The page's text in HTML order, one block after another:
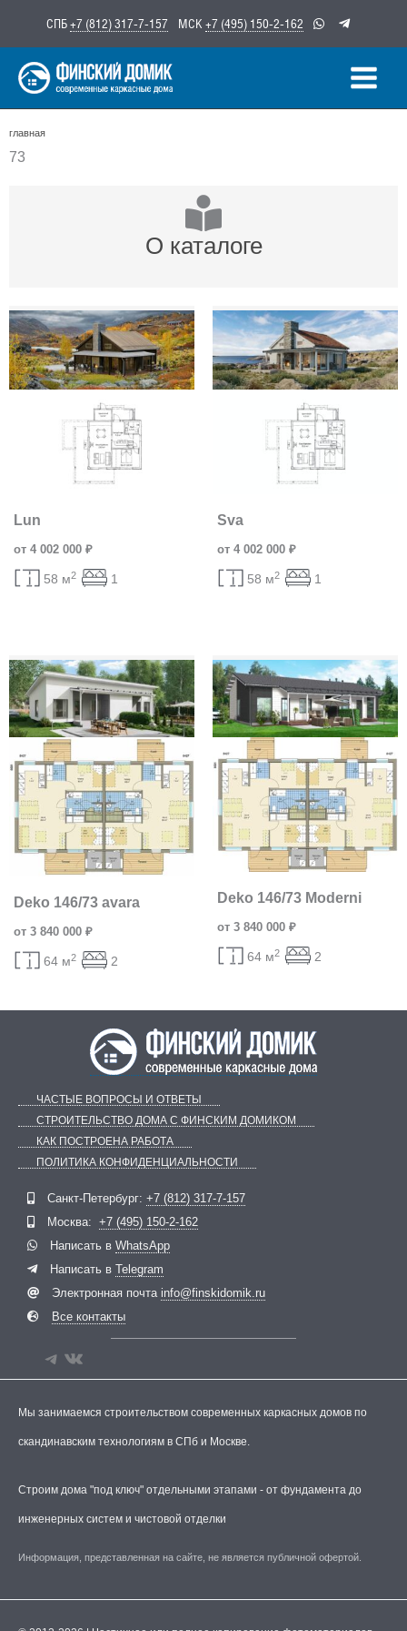
содержимому
СПБ+7 (812) 317-7-157 МСК +7 (495) 150-2-162
главная
73
О каталоге
Lun
от 4 002 000 ₽
58 м2 1
Sva
от 4 002 000 ₽
58 м2 1
Deko 146/73 avara
от 3 840 000 ₽
64 м2 2
Deko 146/73 Moderni
от 3 840 000 ₽
64 м2 2
ЧАСТЫЕ ВОПРОСЫ И ОТВЕТЫ
СТРОИТЕЛЬСТВО ДОМА С ФИНСКИМ ДОМИКОМ
КАК ПОСТРОЕНА РАБОТА
ПОЛИТИКА КОНФИДЕНЦИАЛЬНОСТИ
Санкт-Петербург: +7 (812) 317-7-157
Москва: +7 (495) 150-2-162
Написать в WhatsApp
Написать в Telegram
Электронная почта info@finskidomik.ru
Все контакты
Мы занимаемся строительством современных каркасных домов по
скандинавским технологиям в СПб и Москве.
Строим дома "под ключ" отдельными этапами - от фундамента до
инженерных систем и чистовой отделки
Информация, представленная на сайте, не является публичной офертой.